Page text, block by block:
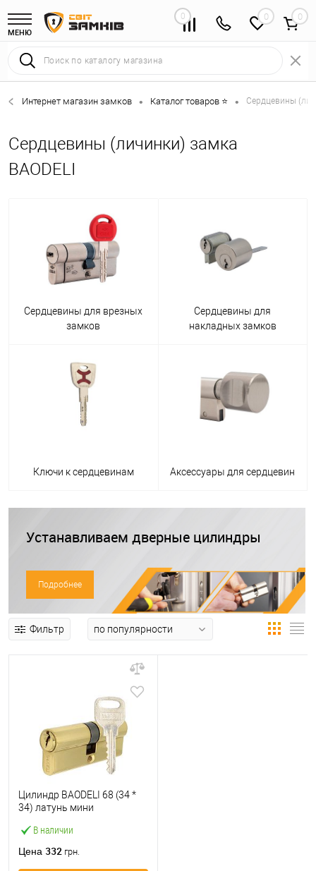
МЕНЮ
0 0
Интернет магазин замков • Каталог товаров ⭐ • Сердцевины
Сердцевины (личинки) замка
BAODELI
Сердцевины для врезных
замков
Сердцевины для
накладных замков
Ключи к сердцевинам Аксессуары для сердцевин
Устанавливаем дверные цилиндры
Подробнее
Фильтр
В наличии
Цилиндр BAODELI 68 (34 *
34) латунь мини
Цена 332 грн.